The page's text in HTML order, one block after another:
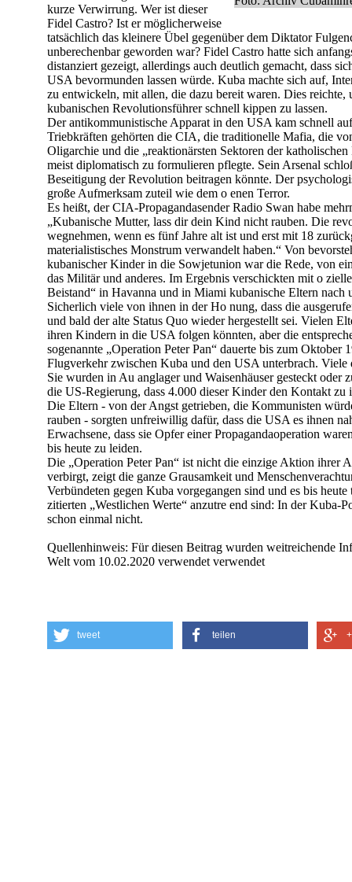
kurze Verwirrung. Wer ist dieser
Fidel Castro? Ist er möglicherweise
tatsächlich das kleinere Übel gegenüber dem Diktator
unberechenbar geworden war? Fidel Castro hatte sich
distanziert gezeigt, allerdings auch deutlich gemacht, dass
USA bevormunden lassen würde. Kuba machte sich auf,
zu entwickeln, mit allen, die dazu bereit waren. Dies
kubanischen Revolutionsführer schnell kippen zu lassen.
Der antikommunistische Apparat in den USA kam schnell
Triebkräften gehörten die CIA, die traditionelle Mafia, die
Oligarchie und die „reaktionärsten Sektoren der
meist diplomatisch zu formulieren pflegte. Sein Arsenal
Beseitigung der Revolution beitragen könnte. Der
große Aufmerksam zuteil wie dem o enen Terror.
Es heißt, der CIA-Propagandasender Radio Swan habe
„Kubanische Mutter, lass dir dein Kind nicht rauben. Die
wegnehmen, wenn es fünf Jahre alt ist und erst mit 18
materialistisches Monstrum verwandelt haben.“ Von
kubanischer Kinder in die Sowjetunion war die Rede, von
das Militär und anderes. Im Ergebnis verschickten mit o
Beistand“ in Havanna und in Miami kubanische Eltern
Sicherlich viele von ihnen in der Ho nung, dass die
und bald der alte Status Quo wieder hergestellt sei. Vielen
ihren Kindern in die USA folgen könnten, aber die
sogenannte „Operation Peter Pan“ dauerte bis zum Oktober
Flugverkehr zwischen Kuba und den USA unterbrach.
Sie wurden in Au anglager und Waisenhäuser gesteckt oder
die US-Regierung, dass 4.000 dieser Kinder den Kontakt
Die Eltern - von der Angst getrieben, die Kommunisten
rauben - sorgten unfreiwillig dafür, dass die USA es ihnen
Erwachsene, dass sie Opfer einer Propagandaoperation
bis heute zu leiden.
Die „Operation Peter Pan“ ist nicht die einzige Aktion ihrer
verbirgt, zeigt die ganze Grausamkeit und
Verbündeten gegen Kuba vorgegangen sind und es bis
zitierten „Westlichen Werte“ anzutre end sind: In der Kuba-
schon einmal nicht.
Quellenhinweis: Für diesen Beitrag wurden weitreichende
Welt vom 10.02.2020 verwendet verwendet
tweet teilen